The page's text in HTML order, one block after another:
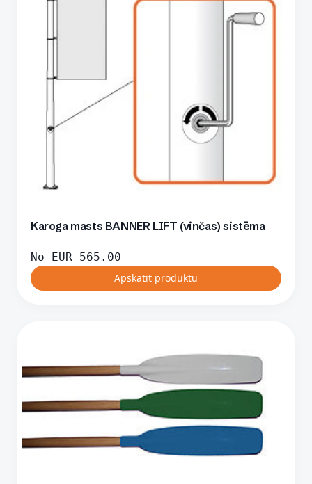
Karoga masts BANNER LIFT (vinčas) sistēma
No EUR
565.00
Apskatīt produktu